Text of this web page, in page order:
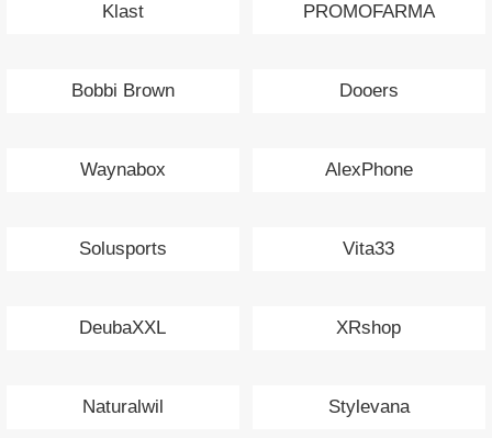
Klast PROMOFARMA
Bobbi Brown Dooers
Waynabox AlexPhone
Solusports Vita33
DeubaXXL XRshop
Naturalwil Stylevana